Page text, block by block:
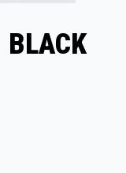
BLACK